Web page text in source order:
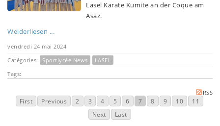
Lasel Karate Kumite an der Coque am
Asaz.
Weiderliesen ...
vendredi 24 mai 2024
Catégories:
Sportlycée News
LASEL
Tags:
RSS
First Previous 2 3 4 5 6 7 8 9 10
11
Next
Last